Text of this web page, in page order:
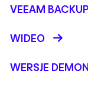
VEEAM
WIDEO
WERSJE